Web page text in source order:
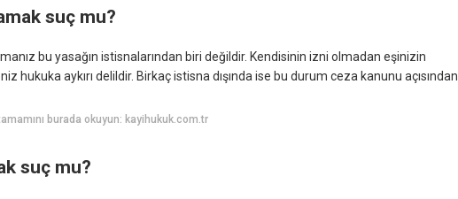
suç mu?
bu yasağın istisnalarından biri değildir. Kendisinin izni olmadan eşinizin
hukuka aykırı delildir. Birkaç istisna dışında ise bu durum ceza kanunu açısından
burada okuyun: kayihukuk.com.tr
suç mu?